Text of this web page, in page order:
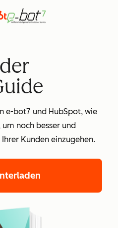
e-bot7 und HubSpot, wie
noch besser und
Kunden einzugehen.